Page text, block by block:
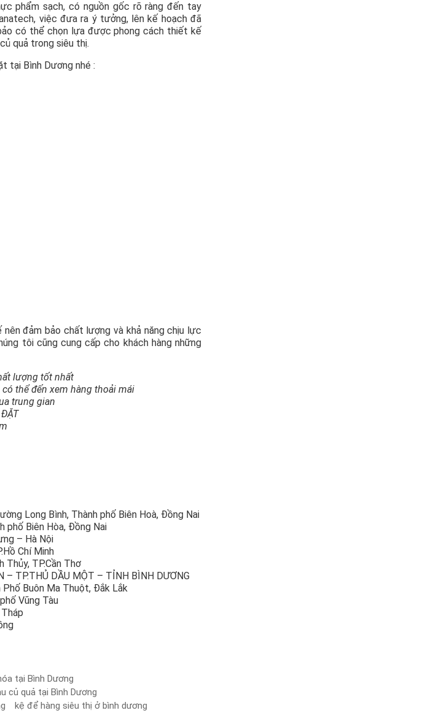
phẩm sạch, có nguồn gốc rõ ràng đến tay
việc đưa ra ý tưởng, lên kế hoạch đã
có thể chọn lựa được phong cách thiết kế
quả trong siêu thị.
tại Bình Dương nhé :
đảm bảo chất lượng và khả năng chịu lực
tôi cũng cung cấp cho khách hàng những
lượng tốt nhất
thể đến xem hàng thoải mái
trung gian
Long Bình, Thành phố Biên Hoà, Đồng Nai
phố Biên Hòa, Đồng Nai
– Hà Nội
Chí Minh
Thủy, TP.Cần Thơ
TP.THỦ DẦU MỘT – TỈNH BÌNH DƯƠNG
Buôn Ma Thuột, Đắk Lắk
Vũng Tàu
tại Bình Dương
củ quả tại Bình Dương
kệ để hàng siêu thị ở bình dương